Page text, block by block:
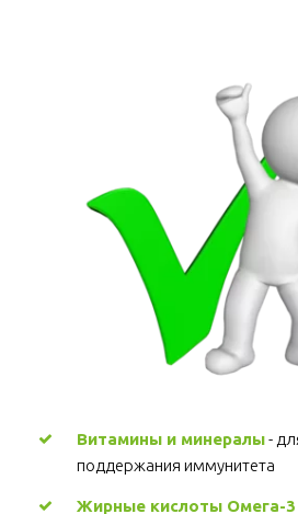
Витамины и минералы -
поддержания иммунитета
Жирные кислоты Омега-3